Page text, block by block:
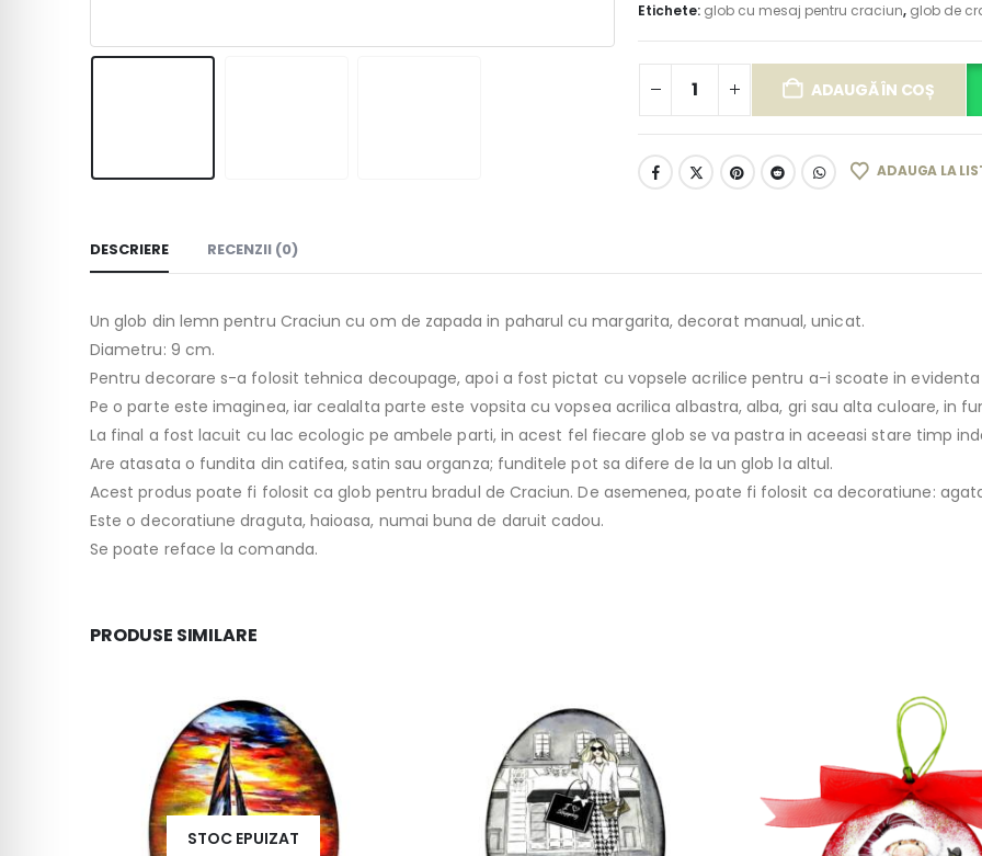
Etichete: glob cu mesaj pentru craciun, glob de
ADAUGĂ ÎN COȘ
ADAUGA LA
DESCRIERE RECENZII (0)
Un glob din lemn pentru Craciun cu om de zapada in paharul cu margarita, decorat manual, unicat.
Diametru: 9 cm.
Pentru decorare s-a folosit tehnica decoupage, apoi a fost pictat cu vopsele acrilice pentru a-i scoate in
Pe o parte este imaginea, iar cealalta parte este vopsita cu vopsea acrilica albastra, alba, gri sau alta culoare, in
La final a fost lacuit cu lac ecologic pe ambele parti, in acest fel fiecare glob se va pastra in aceeasi stare timp
Are atasata o fundita din catifea, satin sau organza; funditele pot sa difere de la un glob la altul.
Acest produs poate fi folosit ca glob pentru bradul de Craciun. De asemenea, poate fi folosit ca decoratiune:
Este o decoratiune draguta, haioasa, numai buna de daruit cadou.
Se poate reface la comanda.
PRODUSE SIMILARE